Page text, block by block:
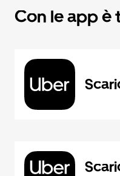
Con le app è